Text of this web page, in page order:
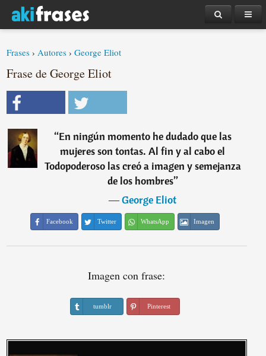
Frases ›Autores ›George Eliot
Frase de George Eliot
“En ningún momento he dudado que las
mujeres son tontas. Al fin y al cabo el
Todopoderoso las creó a imagen y semejanza
de los hombres”
―George Eliot
Facebook Twitter WhatsApp Imagen
Imagen con frase:
tumblr Pinterest